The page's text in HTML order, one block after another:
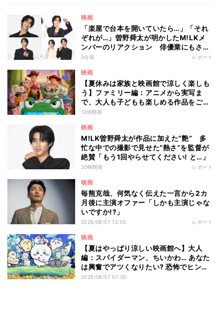
映画
「楽屋で台本を開いていたら…」「それ
ぞれが…」曽野舜太が明かしたM!LKメ
ンバーのリアクション 俳優業にもさら
なる意欲
2分前 レポート
映画
【夏休みは家族と映画館で涼しく楽しも
う】ファミリー編：アニメから実写ま
で、大人も子どもも楽しめる作品をご紹
介 - 編集部が注目する最新映画5選
12時間前
映画
M!LK曽野舜太が作品に加えた“艶” 多
忙な中での撮影で見せた“熱さ”を監督が
絶賛「もう1回やらせてください! と…」
20時間前 レポート
映画
毎熊克哉、何気なく伝えた一言から2カ
月後に主演オファー「しかも主演じゃな
いですか!?」
2026/08/07 12:05 レポート
映画
【夏はやっぱり涼しい映画館へ】大人
編：スパイダーマン、ちいかわ… あなた
は興奮でアツくなりたい? 恐怖でヒンヤ
リしたい? - 編集部が注目する最新映画5
2026/08/07 07:00